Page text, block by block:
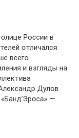
России в
отличался
всего
и взгляды на
Дулов.
—